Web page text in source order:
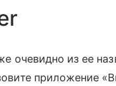
очевидно из ее
приложение